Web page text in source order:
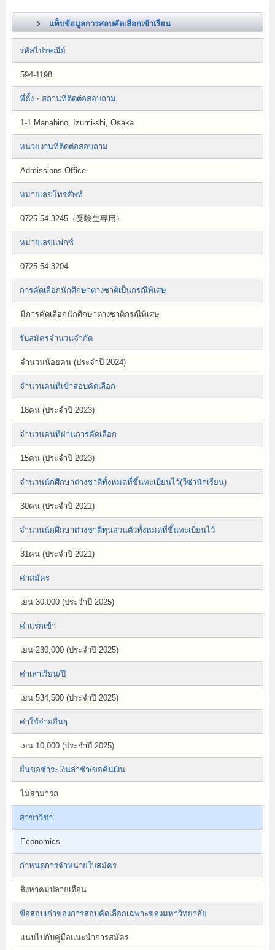
แท็บข้อมูลการสอบคัดเลือกเข้าเรียน
รหัสไปรษณีย์
594-1198
ที่ตั้ง・สถานที่ติดต่อสอบถาม
1-1 Manabino, Izumi-shi, Osaka
หน่วยงานที่ติดต่อสอบถาม
Admissions Office
หมายเลขโทรศัพท์
0725-54-3245（受験生専用）
หมายเลขแฟกซ์
0725-54-3204
การคัดเลือกนักศึกษาต่างชาติเป็นกรณีพิเศษ
มีการคัดเลือกนักศึกษาต่างชาติกรณีพิเศษ
รับสมัครจำนวนจำกัด
จำนวนน้อยคน (ประจำปี 2024)
จำนวนคนที่เข้าสอบคัดเลือก
18คน (ประจำปี 2023)
จำนวนคนที่ผ่านการคัดเลือก
15คน (ประจำปี 2023)
จำนวนนักศึกษาต่างชาติทั้งหมดที่ขึ้นทะเบียนไว้(วีซ่านักเรียน)
30คน (ประจำปี 2021)
จำนวนนักศึกษาต่างชาติทุนส่วนตัวทั้งหมดที่ขึ้นทะเบียนไว้
31คน (ประจำปี 2021)
ค่าสมัคร
เยน 30,000 (ประจำปี 2025)
ค่าแรกเข้า
เยน 230,000 (ประจำปี 2025)
ค่าเล่าเรียน/ปี
เยน 534,500 (ประจำปี 2025)
ค่าใช้จ่ายอื่นๆ
เยน 10,000 (ประจำปี 2025)
ยื่นขอชำระเงินล่าช้า/ขอคืนเงิน
ไม่สามารถ
สาขาวิชา
Economics
กำหนดการจำหน่ายใบสมัคร
สิงหาคมปลายเดือน
ข้อสอบเก่าของการสอบคัดเลือกเฉพาะของมหาวิทยาลัย
แนบไปกับคู่มือแนะนำการสมัคร